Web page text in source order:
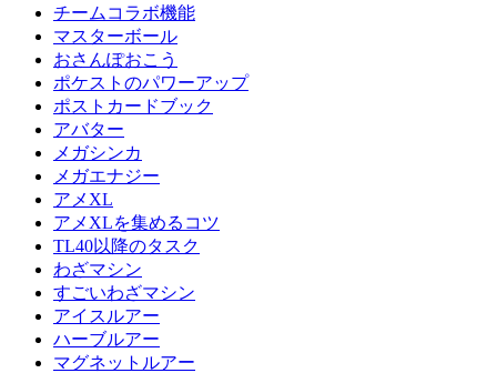
チームコラボ機能
マスターボール
おさんぽおこう
ポケストのパワーアップ
ポストカードブック
アバター
メガシンカ
メガエナジー
アメXL
アメXLを集めるコツ
TL40以降のタスク
わざマシン
すごいわざマシン
アイスルアー
ハーブルアー
マグネットルアー